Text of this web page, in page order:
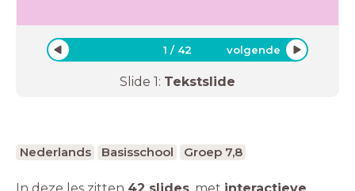
1 / 42 volgende
Slide 1: Tekstslide
Nederlands Basisschool Groep 7,8
In deze les zitten 42 slides, met interactieve